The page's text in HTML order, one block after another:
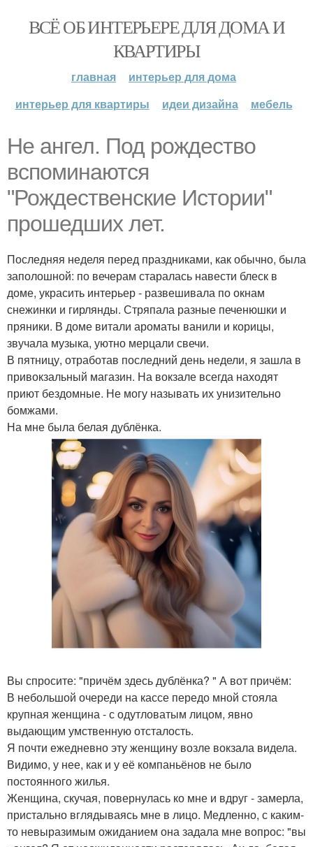
ВСЁ ОБ ИНТЕРЬЕРЕ ДЛЯ ДОМА И
КВАРТИРЫ
главная
интерьер для дома
интерьер для квартиры
идеи дизайна мебель
Не ангел. Под рождество
вспоминаются
"Рождественские Истории"
прошедших лет.
Последняя неделя перед праздниками, как обычно, была
заполошной: по вечерам старалась навести блеск в
доме, украсить интерьер - развешивала по окнам
снежинки и гирлянды. Стряпала разные печенюшки и
пряники. В доме витали ароматы ванили и корицы,
звучала музыка, уютно мерцали свечи.
В пятницу, отработав последний день недели, я зашла в
привокзальный магазин. На вокзале всегда находят
приют бездомные. Не могу называть их унизительно
бомжами.
На мне была белая дублёнка.
Вы спросите: "причём здесь дублёнка? " А вот причём:
В небольшой очереди на кассе передо мной стояла
крупная женщина - с одутловатым лицом, явно
выдающим умственную отсталость.
Я почти ежедневно эту женщину возле вокзала видела.
Видимо, у нее, как и у её компаньёнов не было
постоянного жилья.
Женщина, скучая, повернулась ко мне и вдруг - замерла,
пристально вглядываясь мне в лицо. Медленно, с каким-
то невыразимым ожиданием она задала мне вопрос: "вы